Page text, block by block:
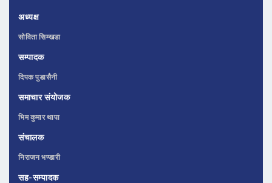
अध्यक्ष
सोविता सिम्खडा
सम्पादक
दिपक पुडासैनी
समाचार संयोजक
भिम कुमार थापा
संचालक
निराजन भण्डारी
सह-सम्पादक